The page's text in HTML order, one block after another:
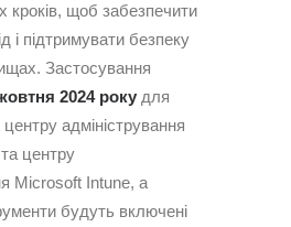
кроків, щоб забезпечити
і підтримувати безпеку
Застосування
2024 року для
адміністрування
центру
Microsoft Intune, а
будуть включені